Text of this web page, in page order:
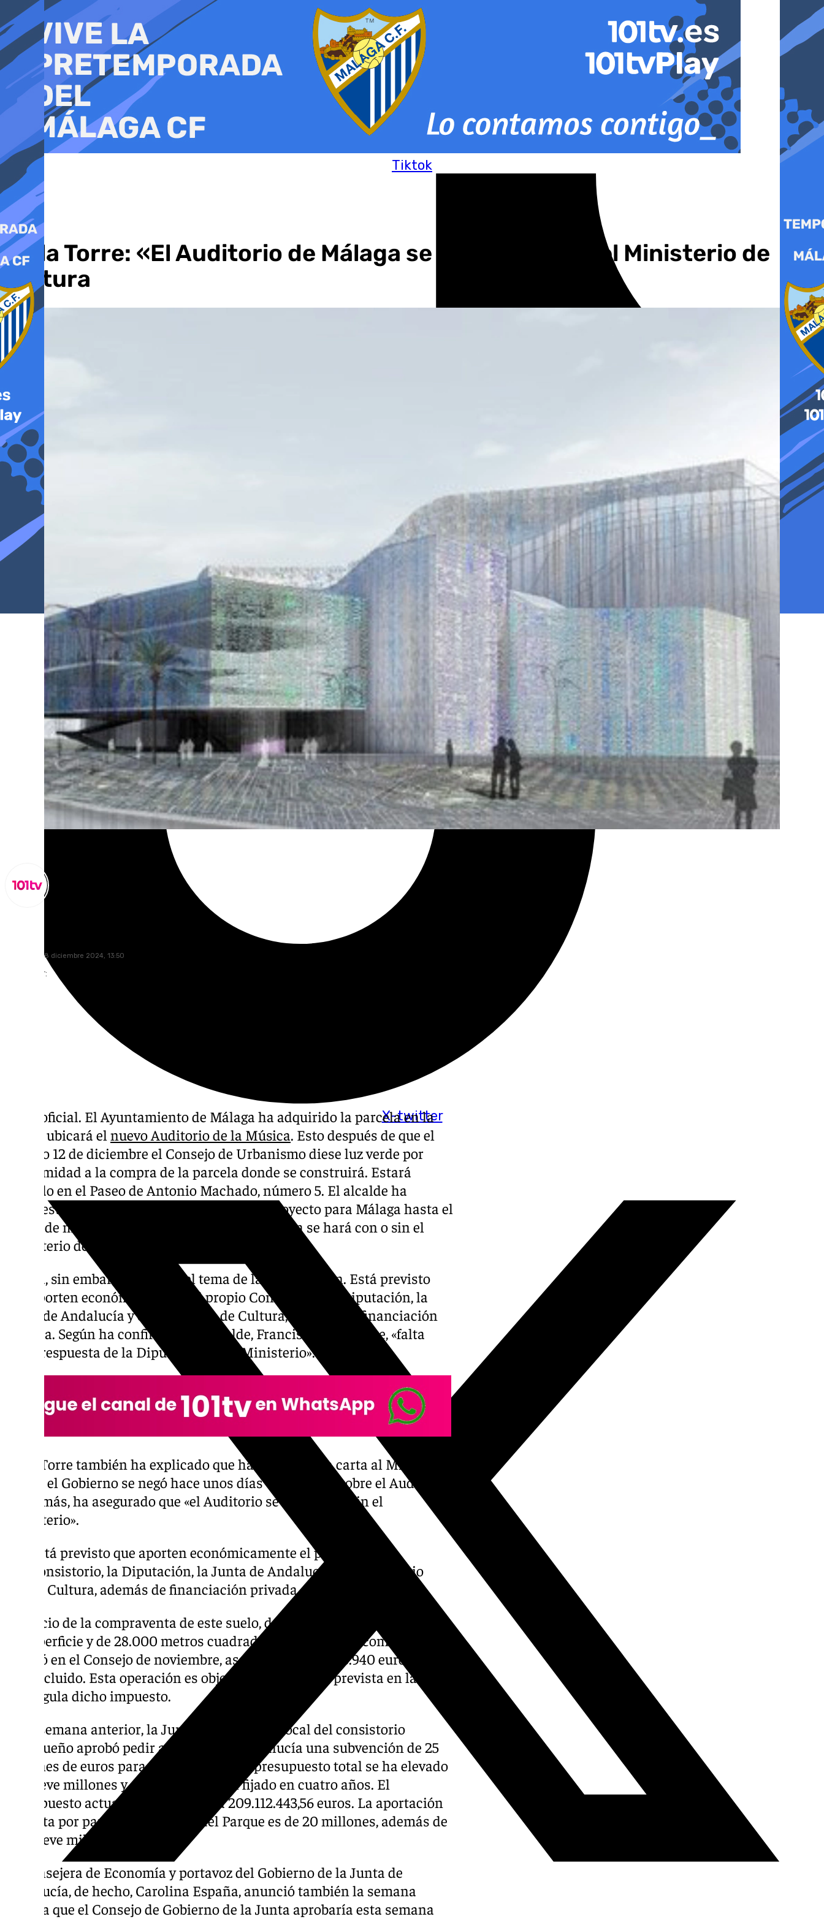
al
contenido
Tiktok
X-twitter
De la Torre: «El Auditorio de Málaga se hará con o sin el Ministerio de
Cultura
miércoles, 18 diciembre 2024, 13:50
Compartir:
Ya es oficial. El Ayuntamiento de Málaga ha adquirido la parcela en la
que se ubicará el nuevo Auditorio de la Música. Esto después de que el
pasado 12 de diciembre el Consejo de Urbanismo diese luz verde por
unanimidad a la compra de la parcela donde se construirá. Estará
ubicado en el Paseo de Antonio Machado, número 5. El alcalde ha
manifestado la importancia que tiene este proyecto para Málaga hasta el
punto de manifestar que «el Auditorio de Málaga se hará con o sin el
Ministerio de Cultura».
Queda, sin embargo, resolver el tema de la financiación. Está previsto
que aporten económicamente el propio Consistorio, la Diputación, la
Junta de Andalucía y el Ministerio de Cultura, además de financiación
privada. Según ha confirmado el alcalde, Francisco de la Torre, «falta
tener respuesta de la Diputación y del Ministerio».
De la Torre también ha explicado que ha enviado una carta al Ministerio,
ya que el Gobierno se negó hace unos días un acuerdo sobre el Auditorio.
Y, además, ha asegurado que «el Auditorio se hará con o sin el
Ministerio».
Está previsto que aporten económicamente el propio
Consistorio, la Diputación, la Junta de Andalucía y el Ministerio
de Cultura, además de financiación privada.
El precio de la compraventa de este suelo, de 30.405 metros cuadrados
de superficie y de 28.000 metros cuadrados de techo, tal y como se
aprobó en el Consejo de noviembre, asciende a los 9.046.940 euros sin
IVA incluido. Esta operación es objeto de la exención prevista en la Ley
que regula dicho impuesto.
Ya la semana anterior, la Junta de Gobierno Local del consistorio
malagueño aprobó pedir a la Junta de Andalucía una subvención de 25
millones de euros para el proyecto, cuyo presupuesto total se ha elevado
en nueve millones y sus plazos se han fijado en cuatro años. El
presupuesto actualizado asciende a 209.112.443,56 euros. La aportación
prevista por parte de la Casona del Parque es de 20 millones, además de
los nueve millones del suelo.
La consejera de Economía y portavoz del Gobierno de la Junta de
Andalucía, de hecho, Carolina España, anunció también la semana
pasada que el Consejo de Gobierno de la Junta aprobaría esta semana